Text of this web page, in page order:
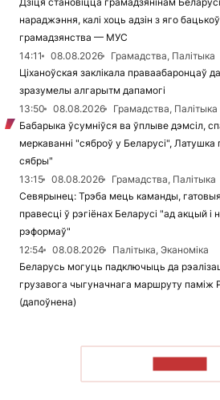
нараджэння, калі хоць адзін з яго
грамадзянства — МУС
14:11
08.08.2026
Грамадства, Палітыка
Ціханоўская заклікала праваабаронцаў
зразумелы алгарытм дапамогі
13:50
08.08.2026
Грамадства, Палітыка
Бабарыка ўсумніўся ва ўплыве дэмсіл,
меркаванні "сяброў у Беларусі",
сябры"
13:15
08.08.2026
Грамадства, Палітыка
Севярынец: Трэба мець каманды,
правесці ў рэгіёнах Беларусі "ад акцый
рэформаў"
12:54
08.08.2026
Палітыка, Эканоміка
Беларусь могуць падключыць да
грузавога чыгуначнага маршруту паміж
(дапоўнена)